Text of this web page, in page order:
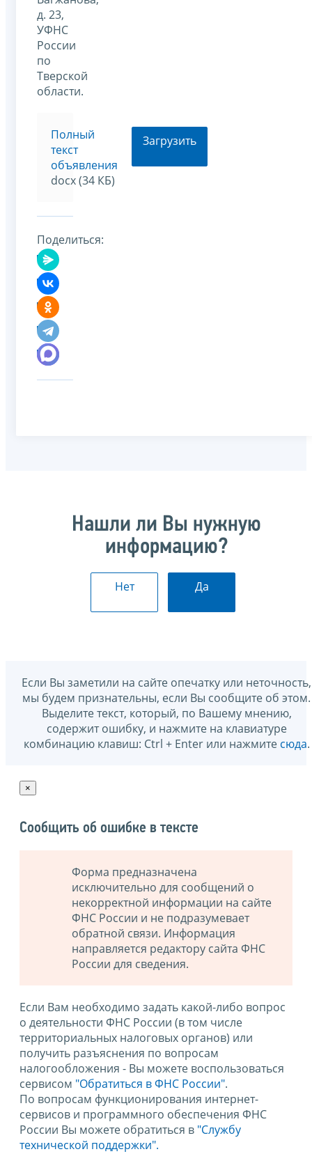
д. 23,
УФНС
России
по
Тверской
области.
Полный
текст
объявления
docx (34 КБ)
Загрузить
Поделиться:
Нашли ли Вы нужную
информацию?
Нет Да
Если Вы заметили на сайте опечатку или неточность,
мы будем признательны, если Вы сообщите об этом.
Выделите текст, который, по Вашему мнению,
содержит ошибку, и нажмите на клавиатуре
комбинацию клавиш: Ctrl + Enter или нажмите сюда.
×
Сообщить об ошибке в тексте
Форма предназначена
исключительно для сообщений о
некорректной информации на сайте
ФНС России и не подразумевает
обратной связи. Информация
направляется редактору сайта ФНС
России для сведения.
Если Вам необходимо задать какой-либо вопрос
о деятельности ФНС России (в том числе
территориальных налоговых органов) или
получить разъяснения по вопросам
налогообложения - Вы можете воспользоваться
сервисом "Обратиться в ФНС России".
По вопросам функционирования интернет-
сервисов и программного обеспечения ФНС
России Вы можете обратиться в "Службу
технической поддержки".